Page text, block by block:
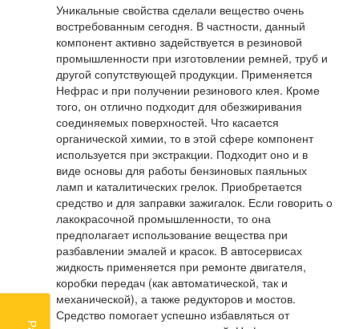
Уникальные свойства сделали вещество очень
востребованным сегодня. В частности, данный
компонент активно задействуется в резиновой
промышленности при изготовлении ремней, труб и
другой сопутствующей продукции. Применяется
Нефрас и при получении резинового клея. Кроме
того, он отлично подходит для обезжиривания
соединяемых поверхностей. Что касается
органической химии, то в этой сфере компонент
используется при экстракции. Подходит оно и в
виде основы для работы бензиновых паяльных
ламп и каталитических грелок. Приобретается
средство и для заправки зажигалок. Если говорить о
лакокрасочной промышленности, то она
предполагает использование вещества при
разбавлении эмалей и красок. В автосервисах
жидкость применяется при ремонте двигателя,
коробки передач (как автоматической, так и
механической), а также редукторов и мостов.
Средство помогает успешно избавляться от